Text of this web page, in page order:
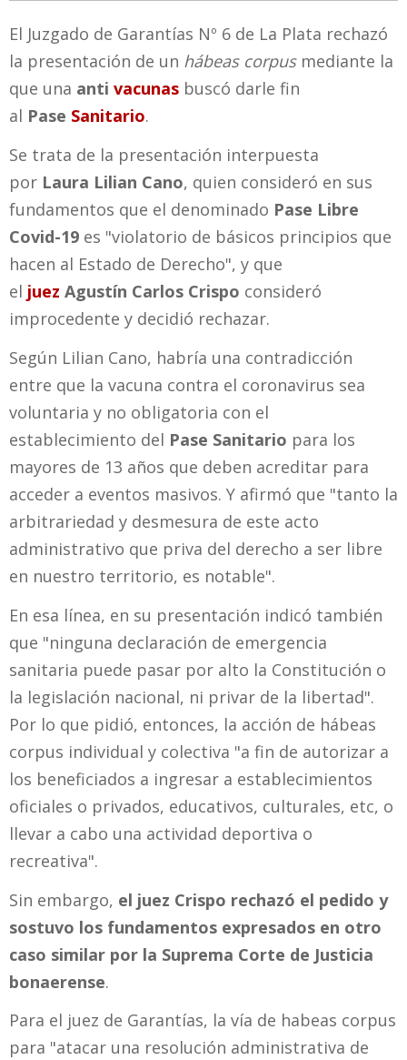
El Juzgado de Garantías Nº 6 de La Plata rechazó
la presentación de un hábeas corpusmediante la
que una anti vacunas buscó darle fin
al Pase Sanitario.
Se trata de la presentación interpuesta
por Laura Lilian Cano, quien consideró en sus
fundamentos que el denominado Pase Libre
Covid-19 es "violatorio de básicos principios que
hacen al Estado de Derecho", y que
el juez Agustín Carlos Crispo consideró
improcedente y decidió rechazar.
Según Lilian Cano, habría una contradicción
entre que la vacuna contra el coronavirus sea
voluntaria y no obligatoria con el
establecimiento del Pase Sanitario para los
mayores de 13 años que deben acreditar para
acceder a eventos masivos. Y afirmó que "tanto la
arbitrariedad y desmesura de este acto
administrativo que priva del derecho a ser libre
en nuestro territorio, es notable".
En esa línea, en su presentación indicó también
que "ninguna declaración de emergencia
sanitaria puede pasar por alto la Constitución o
la legislación nacional, ni privar de la libertad".
Por lo que pidió, entonces, la acción de hábeas
corpus individual y colectiva "a fin de autorizar a
los beneficiados a ingresar a establecimientos
oficiales o privados, educativos, culturales, etc, o
llevar a cabo una actividad deportiva o
recreativa".
Sin embargo, el juez Crispo rechazó el pedido y
sostuvo los fundamentos expresados en otro
caso similar por la Suprema Corte de Justicia
bonaerense.
Para el juez de Garantías, la vía de habeas corpus
para "atacar una resolución administrativa de